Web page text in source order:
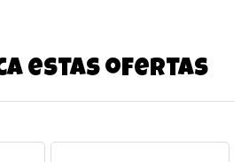
estas ofertas